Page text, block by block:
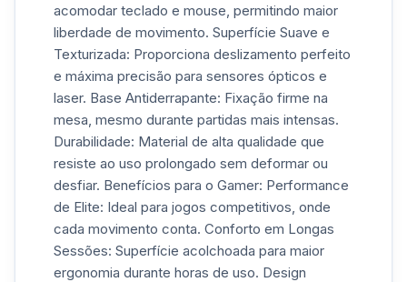
acomodar teclado e mouse, permitindo maior
liberdade de movimento. Superfície Suave e
Texturizada: Proporciona deslizamento perfeito
e máxima precisão para sensores ópticos e
laser. Base Antiderrapante: Fixação firme na
mesa, mesmo durante partidas mais intensas.
Durabilidade: Material de alta qualidade que
resiste ao uso prolongado sem deformar ou
desfiar. Benefícios para o Gamer: Performance
de Elite: Ideal para jogos competitivos, onde
cada movimento conta. Conforto em Longas
Sessões: Superfície acolchoada para maior
ergonomia durante horas de uso. Design